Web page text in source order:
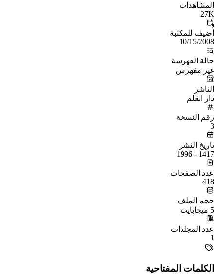
المشاهدات
27K
أُضيف للمكتبة
10/15/2008
حالة الفهرسة
غير مفهرس
الناشر
دار القلم
رقم النسخة
3
تاريخ النشر
1417 - 1996
عدد الصفحات
418
حجم الملف
5 ميجابايت
عدد المجلدات
1
الكلمات المفتاحية